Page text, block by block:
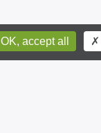
OK, accept all